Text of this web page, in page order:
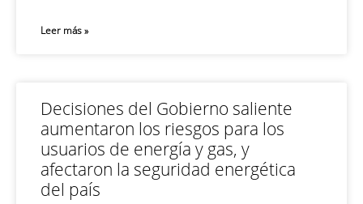
Leer más »
Decisiones del Gobierno saliente
aumentaron los riesgos para los
usuarios de energía y gas, y
afectaron la seguridad energética
del país